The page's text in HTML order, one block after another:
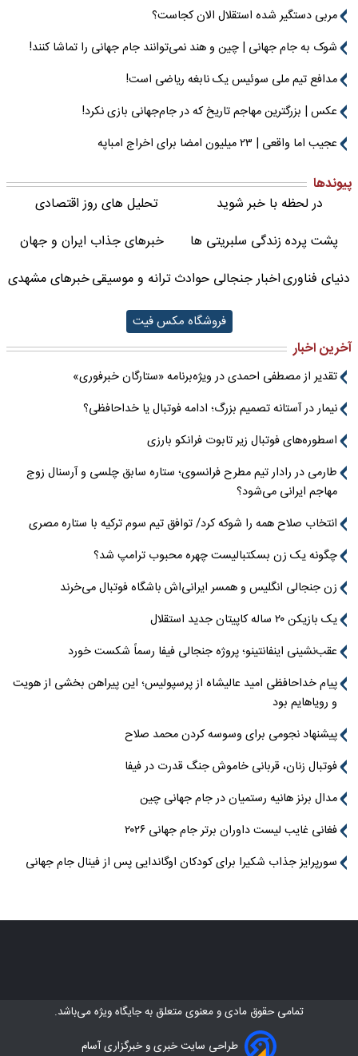
مربی دستگیر شده استقلال الان کجاست؟
شوک به جام جهانی | چین و هند نمی‌توانند جام جهانی را تماشا کنند!
مدافع تیم ملی سوئیس یک نابغه ریاضی است!
عکس | بزرگترین مهاجم تاریخ که در جام‌جهانی بازی نکرد!
عجیب اما واقعی | ۲۳ میلیون امضا برای اخراج امباپه
پیوندها
در لحظه با خبر شوید
تحلیل های روز اقتصادی
پشت پرده زندگی سلبریتی ها
خبرهای جذاب ایران و جهان
دنیای فناوریاخبار جنجالی حوادثترانه و موسیقیخبرهای مشهدی
فروشگاه مکس فیت
آخرین اخبار
تقدیر از مصطفی احمدی در ویژه‌برنامه «ستارگان خبرفوری»
نیمار در آستانه تصمیم بزرگ؛ ادامه فوتبال یا خداحافظی؟
اسطوره‌های فوتبال زیر تابوت فرانکو بارزی
طارمی در رادار تیم مطرح فرانسوی؛ ستاره سابق چلسی و آرسنال زوج
مهاجم ایرانی می‌شود؟
انتخاب صلاح همه را شوکه کرد/ توافق تیم سوم ترکیه با ستاره مصری
چگونه یک زن بسکتبالیست چهره محبوب ترامپ شد؟
زن جنجالی انگلیس و همسر ایرانی‌اش باشگاه فوتبال می‌خرند
یک بازیکن ۲۰ ساله کاپیتان جدید استقلال
عقب‌نشینی اینفانتینو؛ پروژه جنجالی فیفا رسماً شکست خورد
پیام خداحافظی امید عالیشاه از پرسپولیس؛ این پیراهن بخشی از هویت
و رویاهایم بود
پیشنهاد نجومی برای وسوسه کردن محمد صلاح
فوتبال زنان، قربانی خاموش جنگ قدرت در فیفا
مدال برنز هانیه رستمیان در جام جهانی چین
فغانی غایب لیست داوران برتر جام جهانی ۲۰۲۶
سورپرایز جذاب شکیرا برای کودکان اوگاندایی پس از فینال جام جهانی
تمامی حقوق مادی و معنوی متعلق بهجایگاه ویژهمی‌باشد.
طراحی سایت خبری و خبرگزاری آسام